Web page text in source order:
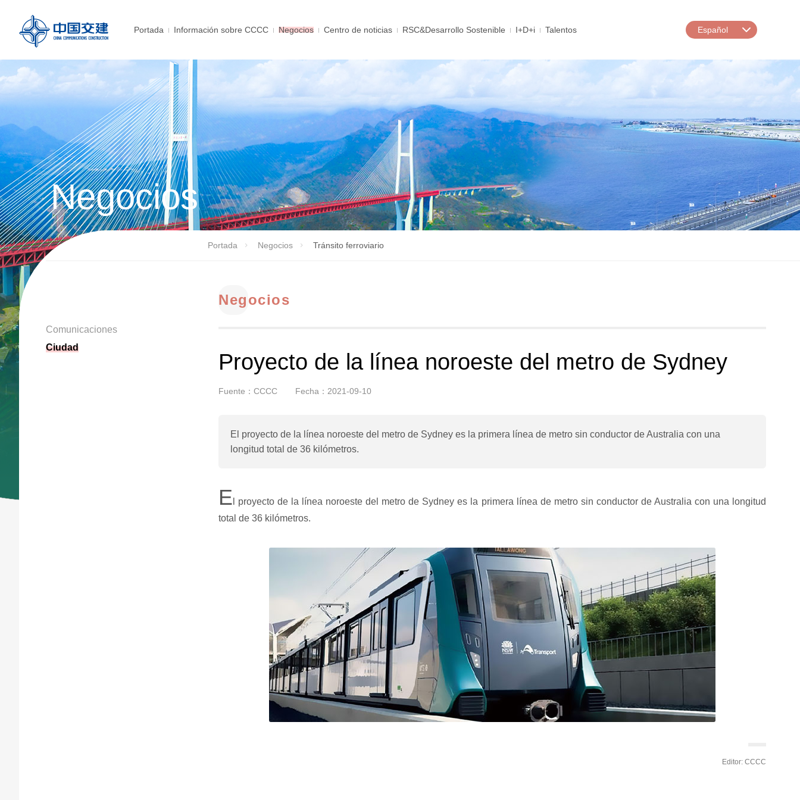
Portada Información sobre CCCC Negocios Centro de noticias RSC&Desarrollo Sostenible I+D+i Talentos Español
Negocios
Portada Negocios Tránsito ferroviario
Comunicaciones
Ciudad
Negocios
Proyecto de la línea noroeste del metro de Sydney
Fuente：CCCC Fecha：2021-09-10
El proyecto de la línea noroeste del metro de Sydney es la primera línea de metro sin conductor de Australia con una
longitud total de 36 kilómetros.
E l proyecto de la línea noroeste del metro de Sydney es la primera línea de metro sin conductor de Australia con una longitud
total de 36 kilómetros.
Editor: CCCC